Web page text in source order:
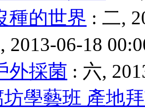
種的世界 : 二,
2013-06-18
外採菌 : 六,
學藝班 產地